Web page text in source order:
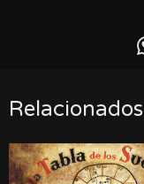
Relacionados